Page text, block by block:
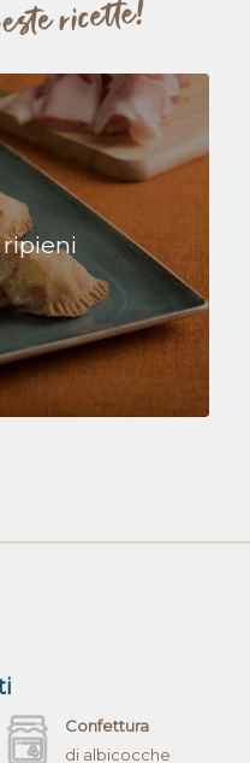
Confettura
di albicocche